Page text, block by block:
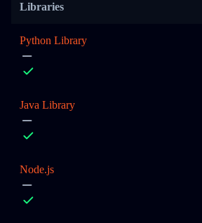
Libraries
Python Library
Java Library
Node.js